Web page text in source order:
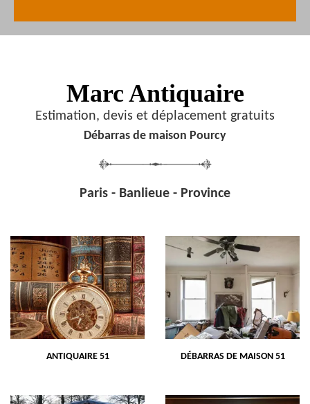
Marc Antiquaire
Estimation, devis et déplacement gratuits
Débarras de maison Pourcy
Paris - Banlieue - Province
ANTIQUAIRE 51 DÉBARRAS DE MAISON 51